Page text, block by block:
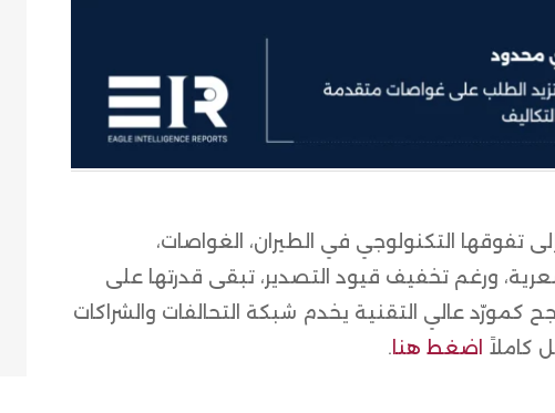
تفوقها التكنولوجي في الطيران، الغواصات،
ورغم تخفيف قيود التصدير، تبقى قدرتها على
كمورّد عالي التقنية يخدم شبكة التحالفات والشراكات
كاملاً اضغط هنا .